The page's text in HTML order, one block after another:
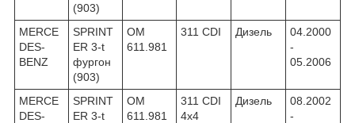
(903)
MERCE
DES-
BENZ
SPRINT
ER 3-t
фургон
(903)
OM
611.981
311 CDI Дизель
04.2000
-
05.2006
MERCE
DES-
SPRINT
ER 3-t
OM
611.981
311 CDI
4x4
Дизель
08.2002
-